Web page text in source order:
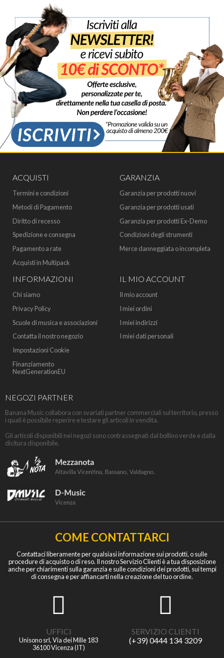
ACQUISTI
Termini e condizioni
Metodi di Pagamento
Diritto di recesso
Spedizione e consegna
Pagamento a rate
Acquisti in Multipack
GARANZIA
Garanzia per prodotti nuovi
Garanzia per prodotti usati
Garanzia per prodotti Ex-Demo
Condizioni degli strumenti
Merce danneggiata o incompleta
INFORMAZIONI
Chi siamo
Privacy Policy
Scuole di musica e associazioni
Contatta il nostro negozio
Impostazioni Cookie
Finanziamento
NextGenerationEU
IL MIO ACCOUNT
Il mio account
I miei ordini
I miei indirizzi
I miei dati personali
NEGOZI PARTNER
Banana Music collabora con svariati partner commerciali sul territorio, presso
i quali è possibile reperire e testare gli articoli in vendita.
Gli articoli disponibili nei negozi sono contrassegnati dal bollino verde e dalla
dicitura disponibile.
COME CONTATTARCI
Contattaci liberamente per qualsiasi informazione sui prodotti, o sulle
procedure di acquisto o di reso. Il nostro Servizio Clienti è a tua disposizione
anche per chiarimenti sulla garanzia e sulle condizioni dei prodotti, sui tempi
di consegna e per affiancarti nella creazione del tuo ordine.
UFFICI
Unisono srl, Via dei Mille 183
36100 Vicenza (IT)
SERVIZIO CLIENTI
(+39) 0444 134 3209